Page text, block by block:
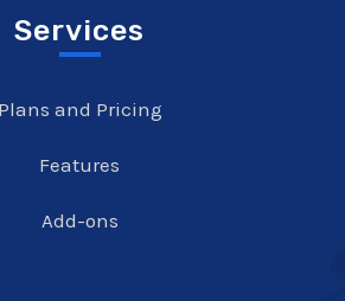
Services
Plans and Pricing
Features
Add-ons